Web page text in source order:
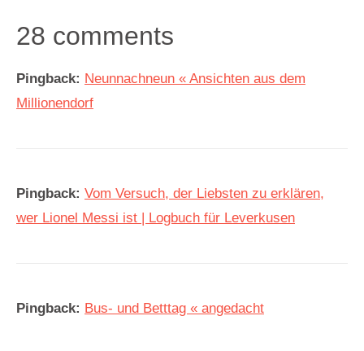
28 comments
Pingback: Neunnachneun « Ansichten aus dem
Millionendorf
Pingback: Vom Versuch, der Liebsten zu erklären,
wer Lionel Messi ist | Logbuch für Leverkusen
Pingback: Bus- und Betttag « angedacht